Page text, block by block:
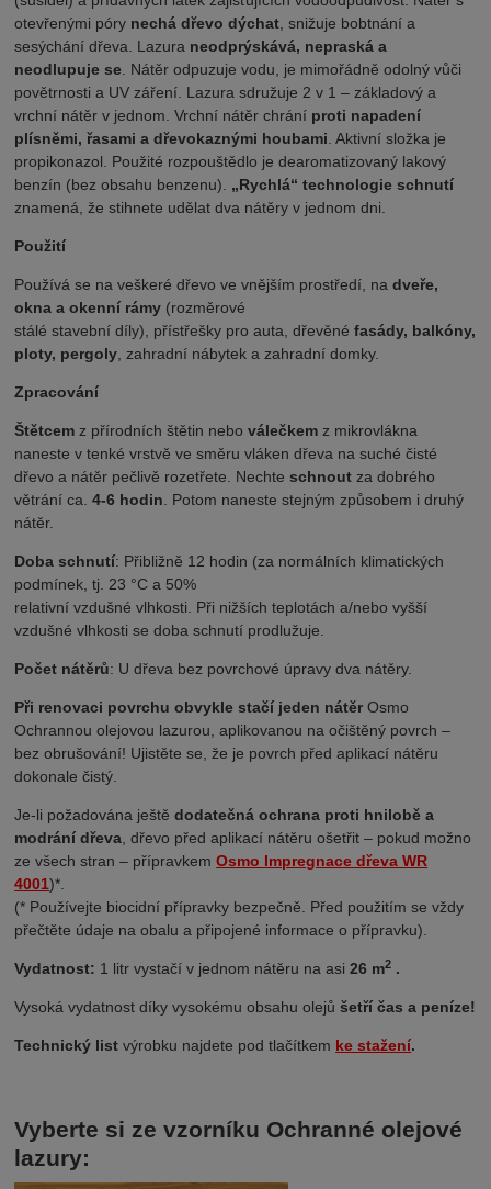
otevřenými póry nechá dřevo dýchat, snižuje bobtnání a
sesýchání dřeva. Lazura neodprýskává, nepraská a
neodlupuje se. Nátěr odpuzuje vodu, je mimořádně odolný vůči
povětrnosti a UV záření. Lazura sdružuje 2 v 1 – základový a
vrchní nátěr v jednom. Vrchní nátěr chrání proti napadení
plísněmi, řasami a dřevokaznými houbami.Aktivní složka je
propikonazol. Použité rozpouštědlo je dearomatizovaný lakový
benzín (bez obsahu benzenu). „Rychlá“ technologie schnutí
znamená, že stihnete udělat dva nátěry v jednom dni.
Použití
Používá se na veškeré dřevo ve vnějším prostředí, nadveře,
okna a okenní rámy (rozměrové
stálé stavební díly), přístřešky pro auta, dřevěnéfasády, balkóny,
ploty, pergoly, zahradní nábytek a zahradní domky.
Zpracování
Štětcem z přírodních štětin neboválečkem z mikrovlákna
naneste v tenké vrstvě ve směru vláken dřeva na suché čisté
dřevo a nátěr pečlivě rozetřete. Nechteschnout za dobrého
větrání ca.4-6 hodin. Potom naneste stejným způsobem i druhý
nátěr.
Doba schnutí: Přibližně 12 hodin (za normálních klimatických
podmínek, tj. 23 °C a 50%
relativní vzdušné vlhkosti. Při nižších teplotách a/nebo vyšší
vzdušné vlhkosti se doba schnutí prodlužuje.
Počet nátěrů: U dřeva bez povrchové úpravy dva nátěry.
Při renovaci povrchu obvykle stačí jeden nátěr Osmo
Ochrannou olejovou lazurou, aplikovanou na očištěný povrch–
bez obrušování! Ujistěte se, že je povrch před aplikací nátěru
dokonale čistý.
Je-li požadována ještědodatečná ochrana proti hnilobě a
modrání dřeva, dřevo před aplikací nátěru ošetřit – pokud možno
ze všech stran – přípravkemOsmo Impregnace dřeva WR
4001)*.
(* Používejte biocidní přípravky bezpečně. Před použitím se vždy
přečtěte údaje na obalu a připojené informace o přípravku).
Vydatnost: 1 litr vystačí v jednom nátěru na asi26 m2 .
Vysoká vydatnost díky vysokému obsahu olejů šetří čas a peníze!
Technický listvýrobku najdete pod tlačítkem ke stažení.
Vyberte si ze vzorníku Ochranné olejové
lazury: